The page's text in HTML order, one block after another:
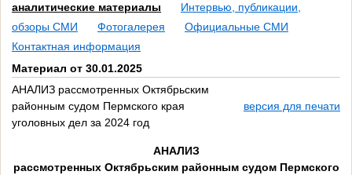
аналитические материалы
Интервью, публикации,
обзоры СМИ
Фотогалерея
Официальные СМИ
Контактная информация
Материал от 30.01.2025
АНАЛИЗ рассмотренных Октябрьским
районным судом Пермского края
уголовных дел за 2024 год
версия для печати
АНАЛИЗ
рассмотренных Октябрьским районным судом Пермского